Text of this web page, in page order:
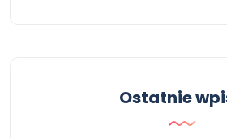
Ostatnie